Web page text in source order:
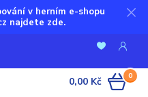
v herním e-shopu
najdete zde.
0
0,00 Kč